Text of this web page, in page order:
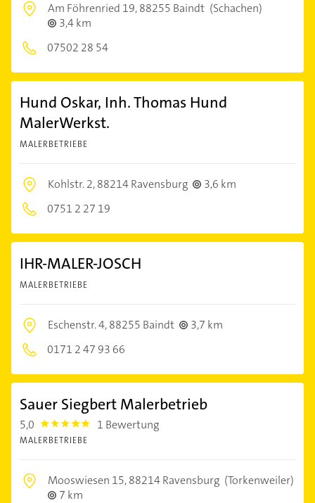
Am Föhrenried 19,88255 Baindt (Schachen)
3,4 km
07502 28 54
Hund Oskar, Inh. Thomas Hund
MalerWerkst.
MALERBETRIEBE
Kohlstr. 2,88214 Ravensburg
3,6 km
0751 2 27 19
IHR-MALER-JOSCH
MALERBETRIEBE
Eschenstr. 4,88255 Baindt
3,7 km
0171 2 47 93 66
Sauer Siegbert Malerbetrieb
5,0 5.0 1 Bewertung
MALERBETRIEBE
Mooswiesen 15,88214 Ravensburg (Torkenweiler)
7 km